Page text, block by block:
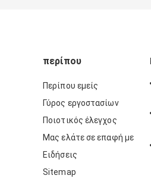
περίπου
Περίπου εμείς
Γύρος εργοστασίων
Ποιοτικός έλεγχος
Μας ελάτε σε επαφή με
Ειδήσεις
Sitemap